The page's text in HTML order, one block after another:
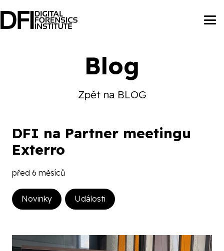
Blog
Zpět na BLOG
DFI na Partner meetingu
Exterro
před 6 měsíců
Novinky Události